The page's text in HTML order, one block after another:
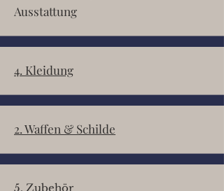
Ausstattung
4. Kleidung
2. Waffen & Schilde
5. Zubehör